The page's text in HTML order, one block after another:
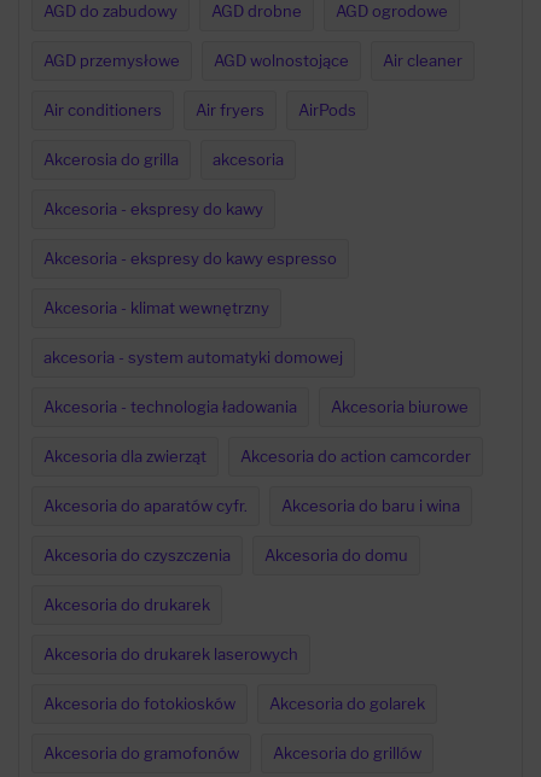
AGD do zabudowy AGD drobne AGD ogrodowe
AGD przemysłowe AGD wolnostojące Air cleaner
Air conditioners Air fryers AirPods
Akcerosia do grilla akcesoria
Akcesoria - ekspresy do kawy
Akcesoria - ekspresy do kawy espresso
Akcesoria - klimat wewnętrzny
akcesoria - system automatyki domowej
Akcesoria - technologia ładowania Akcesoria biurowe
Akcesoria dla zwierząt Akcesoria do action camcorder
Akcesoria do aparatów cyfr. Akcesoria do baru i wina
Akcesoria do czyszczenia Akcesoria do domu
Akcesoria do drukarek
Akcesoria do drukarek laserowych
Akcesoria do fotokiosków Akcesoria do golarek
Akcesoria do gramofonów Akcesoria do grillów